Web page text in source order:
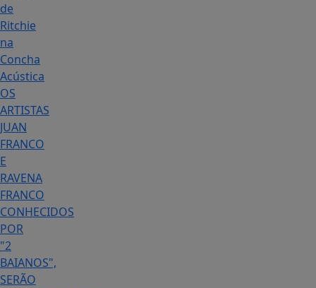
de
Ritchie
na
Concha
Acústica
OS
ARTISTAS
JUAN
FRANCO
E
RAVENA
FRANCO
CONHECIDOS
POR
"2
BAIANOS",
SERÃO